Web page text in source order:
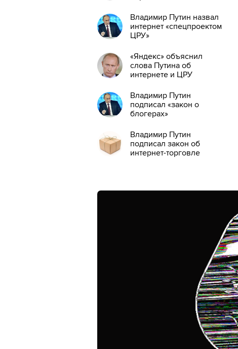
Владимир Путин назвал
интернет «спецпроектом
ЦРУ»
«Яндекс» объяснил
слова Путина об
интернете и ЦРУ
Владимир Путин
подписал «закон о
блогерах»
Владимир Путин
подписал закон об
интернет-торговле